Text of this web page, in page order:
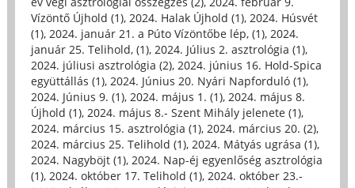
Vízöntő Újhold (1), 2024. Halak Újhold (1), 2024. Húsvét
(1), 2024. január 21. a Púto Vízöntőbe lép, (1), 2024.
január 25. Telihold, (1), 2024. Július 2. asztrológia (1),
2024. júliusi asztrológia (2), 2024. június 16. Hold-Spica
együttállás (1), 2024. Június 20. Nyári Napforduló (1),
2024. Június 9. (1), 2024. május 1. (1), 2024. május 8.
Újhold (1), 2024. május 8.- Szent Mihály jelenete (1),
2024. március 15. asztrológia (1), 2024. március 20. (2),
2024. március 25. Telihold (1), 2024. Mátyás ugrása (1),
2024. Nagyböjt (1), 2024. Nap-éj egyenlőség asztrológia
(1), 2024. október 17. Telihold (1), 2024. október 23.-